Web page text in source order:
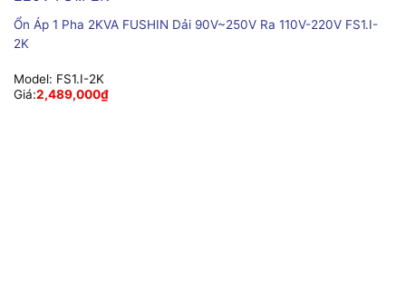
Ổn Áp 1 Pha 2KVA FUSHIN Dải 90V~250V Ra 110V-220V FS1.I-
2K
Model: FS1.I-2K
Giá:2,489,000₫